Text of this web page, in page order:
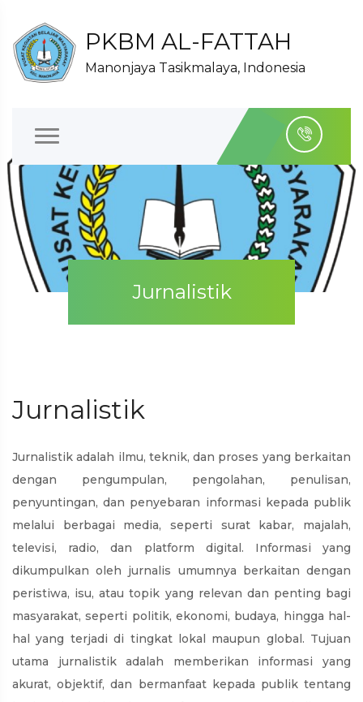
PKBM AL-FATTAH
Manonjaya Tasikmalaya, Indonesia
Jurnalistik
Jurnalistik
Jurnalistik adalah ilmu, teknik, dan proses yang berkaitan
dengan pengumpulan, pengolahan, penulisan,
penyuntingan, dan penyebaran informasi kepada publik
melalui berbagai media, seperti surat kabar, majalah,
televisi, radio, dan platform digital. Informasi yang
dikumpulkan oleh jurnalis umumnya berkaitan dengan
peristiwa, isu, atau topik yang relevan dan penting bagi
masyarakat, seperti politik, ekonomi, budaya, hingga hal-
hal yang terjadi di tingkat lokal maupun global. Tujuan
utama jurnalistik adalah memberikan informasi yang
akurat, objektif, dan bermanfaat kepada publik tentang